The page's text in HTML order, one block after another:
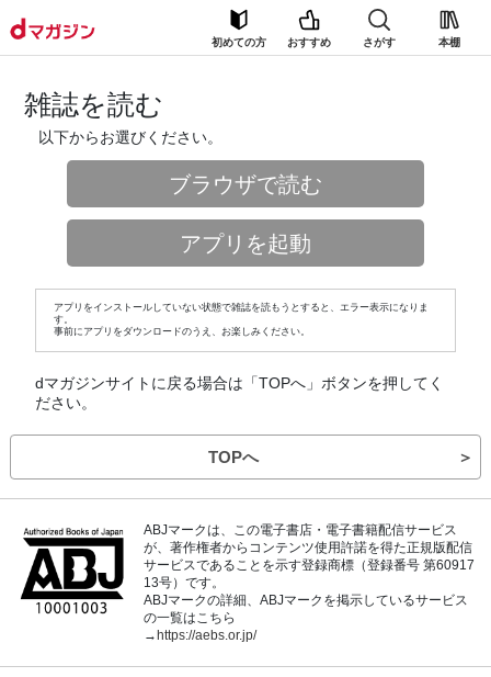
初めての方 おすすめ さがす 本棚
雑誌を読む
以下からお選びください。
ブラウザで読む
アプリを起動
アプリをインストールしていない状態で雑誌を読もうとすると、エラー表示になりま
す。
事前にアプリをダウンロードのうえ、お楽しみください。
dマガジンサイトに戻る場合は「TOPへ」ボタンを押してく
ださい。
TOPへ ＞
ABJマークは、この電子書店・電子書籍配信サービス
が、著作権者からコンテンツ使用許諾を得た正規版配信
サービスであることを示す登録商標（登録番号 第60917
13号）です。
ABJマークの詳細、ABJマークを掲示しているサービス
の一覧はこちら
→https://aebs.or.jp/